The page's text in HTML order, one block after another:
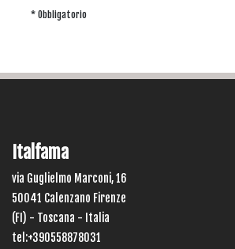
* Obbligatorio
Italfama
via Guglielmo Marconi, 16
50041 Calenzano Firenze
(FI) - Toscana - Italia
tel:+390558878031